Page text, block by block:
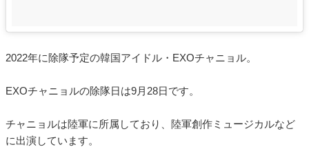
2022年に除隊予定の韓国アイドル・EXOチャニョル。
EXOチャニョルの除隊日は9月28日です。
チャニョルは陸軍に所属しており、陸軍創作ミュージカルなど
に出演しています。